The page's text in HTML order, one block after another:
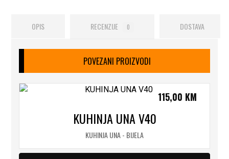
OPIS RECENZIJE 0 DOSTAVA
POVEZANI PROIZVODI
KUHINJA UNA V40
KUHINJA UNA - BIJELA
115,00 KM